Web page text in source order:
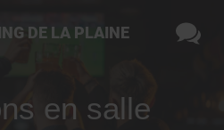
en salle
DE LA PLAINE